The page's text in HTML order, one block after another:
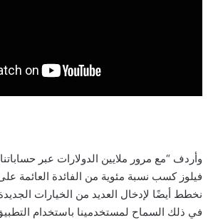
وأردف “مع مرور ملايين الدولارات عبر
فيلوز كسب نسبة مئوية من الفائدة العائمة على
نخطط أيضًا لإدخال العديد من الخيارات الجديدة
في ذلك السماح لمستخدمينا باستخدام التطبيق